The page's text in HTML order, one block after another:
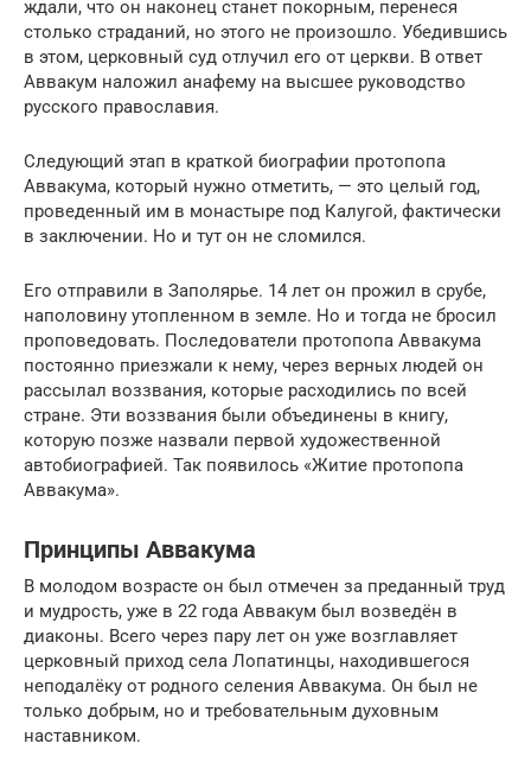
ждали, что он наконец станет покорным, перенеся
столько страданий, но этого не произошло. Убедившись
в этом, церковный суд отлучил его от церкви. В ответ
Аввакум наложил анафему на высшее руководство
русского православия.
Следующий этап в краткой биографии протопопа
Аввакума, который нужно отметить, — это целый год,
проведенный им в монастыре под Калугой, фактически
в заключении. Но и тут он не сломился.
Его отправили в Заполярье. 14 лет он прожил в срубе,
наполовину утопленном в земле. Но и тогда не бросил
проповедовать. Последователи протопопа Аввакума
постоянно приезжали к нему, через верных людей он
рассылал воззвания, которые расходились по всей
стране. Эти воззвания были объединены в книгу,
которую позже назвали первой художественной
автобиографией. Так появилось «Житие протопопа
Аввакума».
Принципы Аввакума
В молодом возрасте он был отмечен за преданный труд
и мудрость, уже в 22 года Аввакум был возведён в
диаконы. Всего через пару лет он уже возглавляет
церковный приход села Лопатинцы, находившегося
неподалёку от родного селения Аввакума. Он был не
только добрым, но и требовательным духовным
наставником.